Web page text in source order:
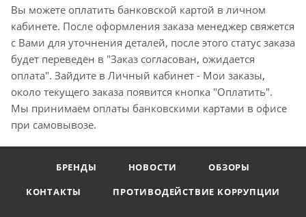
Вы можете оплатить банковской картой в личном
кабинете. После оформления заказа менеджер свяжется
с Вами для уточнения деталей, после этого статус заказа
будет переведен в "Заказ согласован, ожидается
оплата". Зайдите в Личный кабинет - Мои заказы,
около текущего заказа появится кнопка "Оплатить".
Мы принимаем оплаты банковскими картами в офисе
при самовывозе.
БРЕНДЫ НОВОСТИ
ОБЗОРЫ
КОНТАКТЫ
ПРОТИВОДЕЙСТВИЕ КОРРУПЦИИ